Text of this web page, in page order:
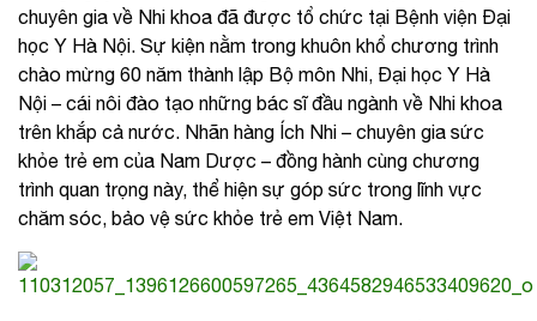
chuyên gia về Nhi khoa đã được tổ chức tại Bệnh viện Đại
học Y Hà Nội. Sự kiện nằm trong khuôn khổ chương trình
chào mừng 60 năm thành lập Bộ môn Nhi, Đại học Y Hà
Nội – cái nôi đào tạo những bác sĩ đầu ngành về Nhi khoa
trên khắp cả nước. Nhãn hàng Ích Nhi – chuyên gia sức
khỏe trẻ em của Nam Dược – đồng hành cùng chương
trình quan trọng này, thể hiện sự góp sức trong lĩnh vực
chăm sóc, bảo vệ sức khỏe trẻ em Việt Nam.